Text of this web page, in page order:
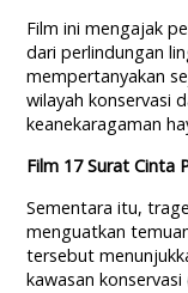
Film ini mengajak
dari perlindungan
mempertanyakan
wilayah konservasi
keanekaragaman
Film 17 Surat Cinta
Sementara itu,
menguatkan
tersebut
kawasan konservasi